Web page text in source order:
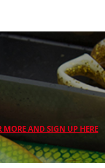
MORE AND SIGN UP HERE